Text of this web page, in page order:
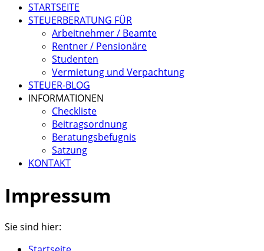
STARTSEITE
STEUERBERATUNG FÜR
Arbeitnehmer / Beamte
Rentner / Pensionäre
Studenten
Vermietung und Verpachtung
STEUER-BLOG
INFORMATIONEN
Checkliste
Beitragsordnung
Beratungsbefugnis
Satzung
KONTAKT
Impressum
Sie sind hier: